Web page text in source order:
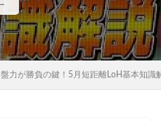
盤力が勝負の鍵！5月短距離LoH基本知